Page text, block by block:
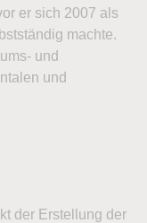
er sich 2007 als
machte.
und
und